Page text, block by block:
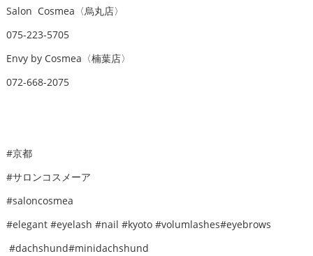
Salon Cosmea〈烏丸店〉
075-223-5705
Envy by Cosmea〈楠葉店〉
072-668-2075
#京都
#サロンコスメーア
#saloncosmea
#elegant #eyelash #nail #kyoto #volumlashes#eyebrows
#dachshund#minidachshund